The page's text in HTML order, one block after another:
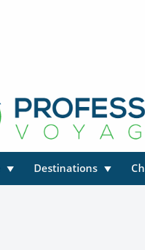
Destinations